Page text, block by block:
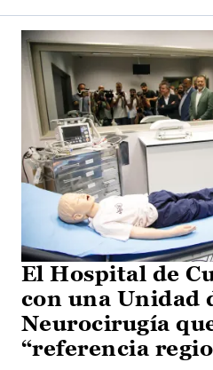
El Hospital de
con una Unidad
Neurocirugía
“referencia